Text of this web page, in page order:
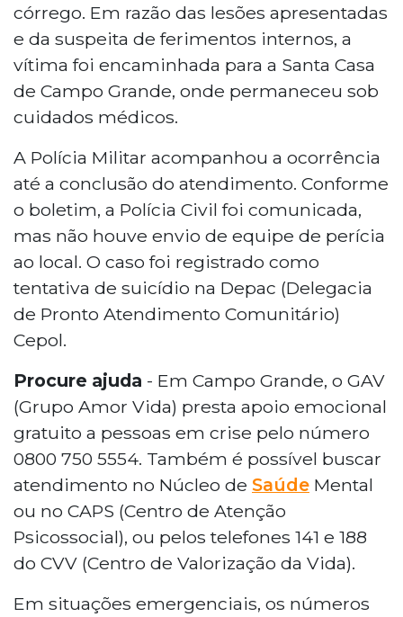
córrego. Em razão das lesões apresentadas
e da suspeita de ferimentos internos, a
vítima foi encaminhada para a Santa Casa
de Campo Grande, onde permaneceu sob
cuidados médicos.
A Polícia Militar acompanhou a ocorrência
até a conclusão do atendimento. Conforme
o boletim, a Polícia Civil foi comunicada,
mas não houve envio de equipe de perícia
ao local. O caso foi registrado como
tentativa de suicídio na Depac (Delegacia
de Pronto Atendimento Comunitário)
Cepol.
Procure ajuda - Em Campo Grande, o GAV
(Grupo Amor Vida) presta apoio emocional
gratuito a pessoas em crise pelo número
0800 750 5554. Também é possível buscar
atendimento no Núcleo de Saúde Mental
ou no CAPS (Centro de Atenção
Psicossocial), ou pelos telefones 141 e 188
do CVV (Centro de Valorização da Vida).
Em situações emergenciais, os números